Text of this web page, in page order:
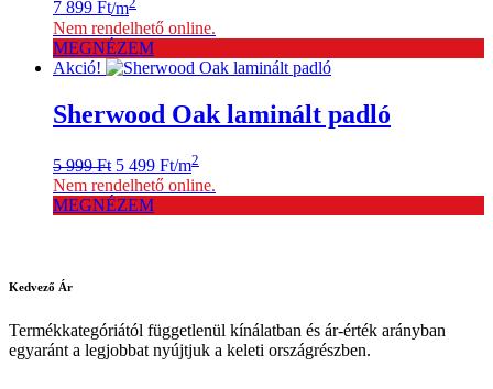
7 899 Ft/m
Nem rendelhető online.
MEGNÉZEM
Akció!
Sherwood Oak laminált padló
5 999Ft Original
price
was:
5
5 499 FtCurrent
price
is:
5
/m2
Nem rendelhető online.
MEGNÉZEM
Kedvező Ár
Termékkategóriától függetlenül kínálatban és ár-érték arányban
egyaránt a legjobbat nyújtjuk a keleti országrészben.